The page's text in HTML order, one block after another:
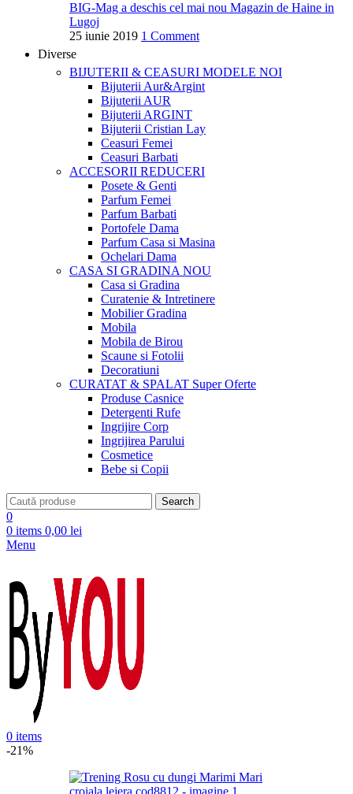
BIG-Mag a deschis cel mai nou Magazin de Haine in
Lugoj
25 iunie 2019 1 Comment
Diverse
BIJUTERII & CEASURI MODELE NOI
Bijuterii Aur&Argint
Bijuterii AUR
Bijuterii ARGINT
Bijuterii Cristian Lay
Ceasuri Femei
Ceasuri Barbati
ACCESORII REDUCERI
Posete & Genti
Parfum Femei
Parfum Barbati
Portofele Dama
Parfum Casa si Masina
Ochelari Dama
CASA SI GRADINANOU
Casa si Gradina
Curatenie & Intretinere
Mobilier Gradina
Mobila
Mobila de Birou
Scaune si Fotolii
Decoratiuni
CURATAT & SPALAT Super Oferte
Produse Casnice
Detergenti Rufe
Ingrijire Corp
Ingrijirea Parului
Cosmetice
Bebe si Copii
Search
0
0 items 0,00 lei
Menu
0 items
-21%